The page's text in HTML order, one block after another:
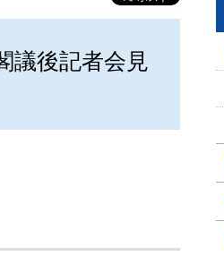
議後記者会見